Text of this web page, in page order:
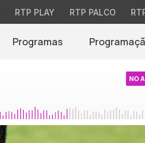
RTP PLAY RTP PALCO
Programas
NO